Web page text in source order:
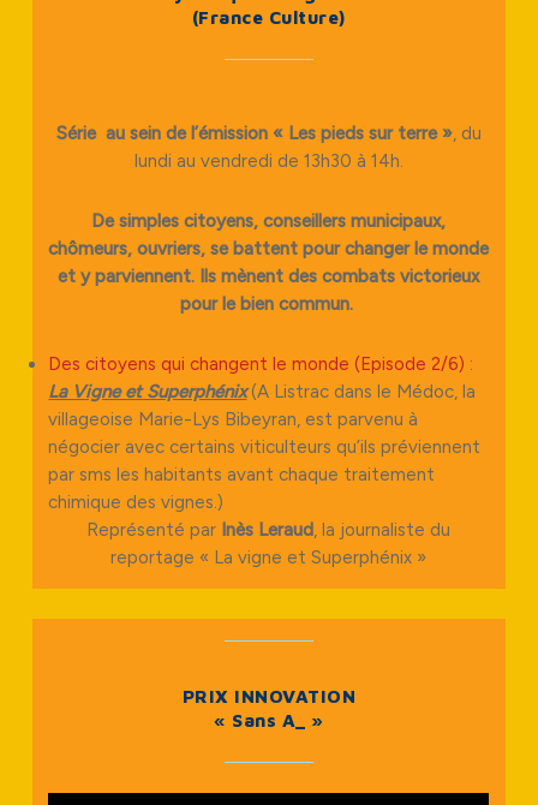
(France Culture)
Série au sein de l’émission « Les pieds sur terre », du
lundi au vendredi de 13h30 à 14h.
De simples citoyens, conseillers municipaux,
chômeurs, ouvriers, se battent pour changer le monde
et y parviennent. Ils mènent des combats victorieux
pour le bien commun.
Des citoyens qui changent le monde (Episode 2/6) :
La Vigne et Superphénix(A Listrac dans le Médoc, la
villageoise Marie-Lys Bibeyran, est parvenu à
négocier avec certains viticulteurs qu’ils préviennent
par sms les habitants avant chaque traitement
chimique des vignes.)
Représenté par Inès Leraud, la journaliste du
reportage « La vigne et Superphénix »
PRIX INNOVATION
« Sans A_ »